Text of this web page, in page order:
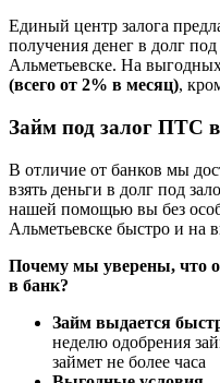
Единый центр залога
получения денег в долг
Альметьевске. На
(всего от 2% в месяц),
Займ под залог ПТС
В отличие от банков мы
взять деньги в долг под
нашей помощью вы без
Альметьевске быстро и на
Почему мы уверены, что
в банк?
Займ выдается
неделю одобрения
займет не более часа